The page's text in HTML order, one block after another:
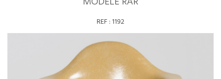
REF : 1192